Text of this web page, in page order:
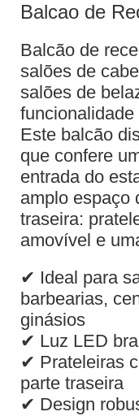
Balcao de
Balcão de
salões de
salões de
Este balcão
que confere
entrada do
amplo espaço
traseira:
amovível e
✔ Ideal para
barbearias,
ginásios
✔ Luz LED
✔ Prateleiras
parte traseira
✔ Design